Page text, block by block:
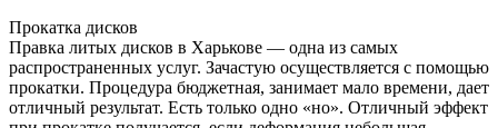
Прокатка дисков
Правка литых дисков в Харькове — одна из самых
распространенных услуг. Зачастую осуществляется с помощью
прокатки. Процедура бюджетная, занимает мало времени, дает
отличный результат. Есть только одно «но». Отличный эффект